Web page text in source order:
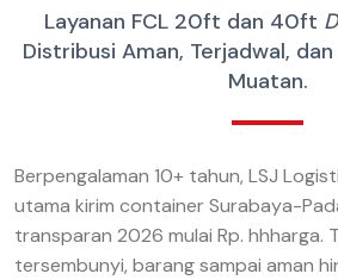
Layanan FCL 20ft dan 40ft
Distribusi Aman, Terjadwal,
Muatan.
Berpengalaman 10+ tahun, LSJ
utama kirim container Surabaya-
transparan 2026 mulai Rp. hhharga.
tersembunyi, barang sampai aman